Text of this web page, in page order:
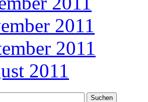
2011
2011
2011